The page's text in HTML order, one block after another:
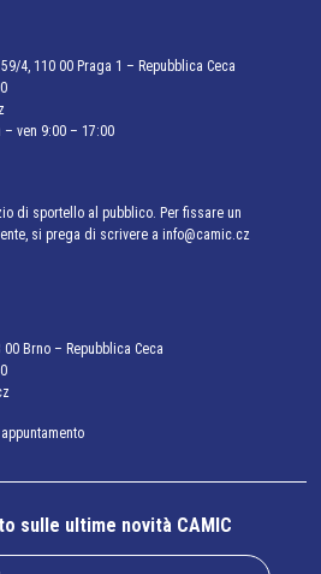
4, 110 00 Praga 1 – Repubblica Ceca
ven 9:00 – 17:00
di sportello al pubblico. Per fissare un
si prega di scrivere a info@camic.cz
Brno – Repubblica Ceca
sulle ultime novità CAMIC